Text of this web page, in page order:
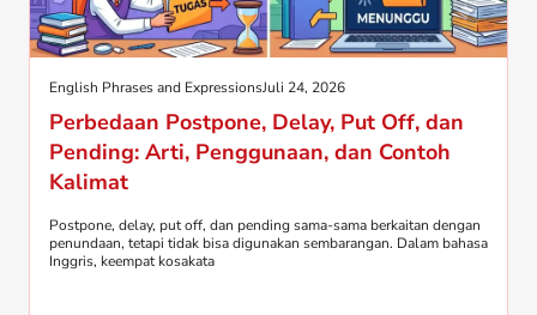
English Phrases and ExpressionsJuli 24, 2026
Perbedaan Postpone, Delay, Put Off, dan
Pending: Arti, Penggunaan, dan Contoh
Kalimat
Postpone, delay, put off, dan pending sama-sama berkaitan dengan
penundaan, tetapi tidak bisa digunakan sembarangan. Dalam bahasa
Inggris, keempat kosakata